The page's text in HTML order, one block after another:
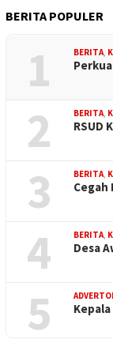
BERITA POPULER
1 BERITA,
2 BERITA,
RSUD
3 BERITA,
Cegah
4 BERITA,
Desa
5